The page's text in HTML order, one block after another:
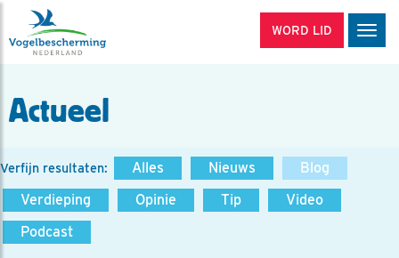
WORD LID
Actueel
Verfijn resultaten: Alles Nieuws
Blog
Verdieping
Opinie Tip
Video
Podcast